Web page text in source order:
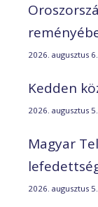
2026. augusztus 6.
Kedden
2026. augusztus 5.
Magyar
2026. augusztus 5.